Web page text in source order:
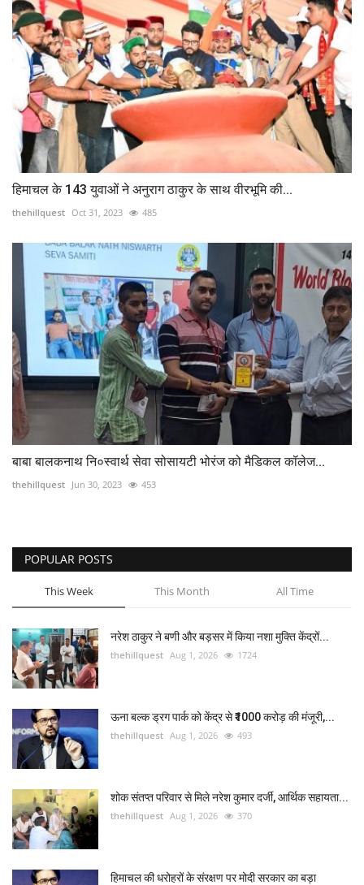
हिमाचल के 143 युवाओं ने अनुराग ठाकुर के साथ वीरभूमि की...
thehillquest Oct 31, 2023 485
बाबा बालकनाथ नि०स्वार्थ सेवा सोसायटी भोरंज को मैडिकल कॉलेज...
thehillquest Jun 30, 2023 453
POPULAR POSTS
This Week This Month All Time
नरेश ठाकुर ने बणी और बड़सर में किया नशा मुक्ति केंद्रों...
thehillquest Aug 1, 2026 1724
ऊना बल्क ड्रग पार्क को केंद्र से ₹1000 करोड़ की मंजूरी,...
thehillquest Aug 1, 2026 493
शोक संतप्त परिवार से मिले नरेश कुमार दर्जी, आर्थिक सहायता...
thehillquest Aug 1, 2026 370
हिमाचल की धरोहरों के संरक्षण पर मोदी सरकार का बड़ा